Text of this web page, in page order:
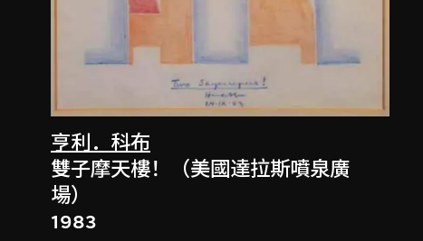
亨利．科布
雙子摩天樓！（美國達拉斯噴泉廣
場）
1983